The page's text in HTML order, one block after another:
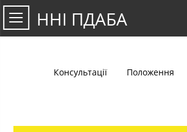
ННІ ПДАБА
Консультації Положення